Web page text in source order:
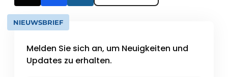
NIEUWSBRIEF
Melden Sie sich an, um Neuigkeiten und
Updates zu erhalten.